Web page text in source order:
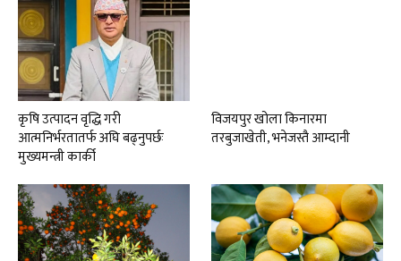
कृषि उत्पादन वृद्धि गरी
आत्मनिर्भरतातर्फ अघि बढ्नुपर्छः
मुख्यमन्त्री कार्की
विजयपुर खोला किनारमा
तरबुजाखेती, भनेजस्तै आम्दानी